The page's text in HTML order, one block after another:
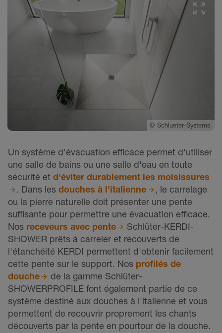
© Schlueter-Systems
Un système d'évacuation efficace permet d'utiliser
une salle de bains ou une salle d'eau en toute
sécurité et d'éviter durablement les moisissures
. Dans lesdouches à l'italienne
, le carrelage
ou la pierre naturelle doit présenter une pente
suffisante pour permettre une évacuation efficace.
Nos receveurs avec pente
Schlüter-KERDI-
SHOWER prêts à carreler et recouverts de
l'étanchéité KERDI permettent d'obtenir facilement
cette pente sur le support. Nos profilés de
douche
de la gamme Schlüter-
SHOWERPROFILE font également partie de ce
système destiné aux douches à l'italienne et vous
permettent de recouvrir proprement les chants
découverts par la pente en pourtour de la douche.